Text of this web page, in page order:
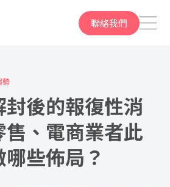
聯絡我們
勢
後的報復性消
、電商業者此
些佈局？